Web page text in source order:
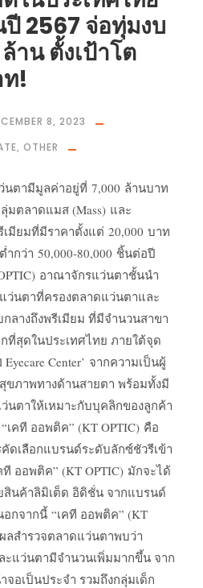
2567 จ่อทุ่มงบ
าน ตั้งเป้าโต
!
8, 2023
, OTHER
ตามีมูลค่าอยู่ที่ 7,000 ล้านบาท
มตลาดแมส (Mass) และ
มียมที่มีราคาตั้งแต่ 20,000 บาท
กว่า 50,000-80,000 ชิ้นต่อปี
อาณาจักรแว่นตาชั้นนำ
ว่นตาที่ครองตลาดแว่นตาและ
ลางถึงพรีเมียม ที่มีจำนวนสาขา
ที่สุดในประเทศไทย ภายใต้จุด
Eyecare Center’ จากความเป็นผู้
ขภาพทางด้านสายตา พร้อมทั้งมี
ว่นตาให้เหมาะกับบุคลิกของลูกค้า
คที ออพติค” (KT OPTIC) คือ
ดเลือกแบรนด์ระดับลักซ์ชัวรีเข้า
ออพติค” (KT OPTIC) มักจะได้
สินค้าลิมิเต็ด อิดิชั่น จากแบรนด์
กจากนี้ “เคที ออพติค” (KT
ลสำรวจตลาดแว่นตาพบว่า
ะแว่นตามีจำนวนเพิ่มมากขึ้น จาก
อเป็นประจำ รวมถึงกลุ่มเด็ก